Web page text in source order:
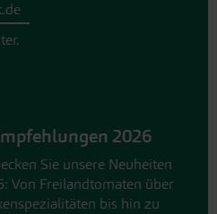
2026
Sie unsere Neuheiten
Von Freilandtomaten über
bis hin zu